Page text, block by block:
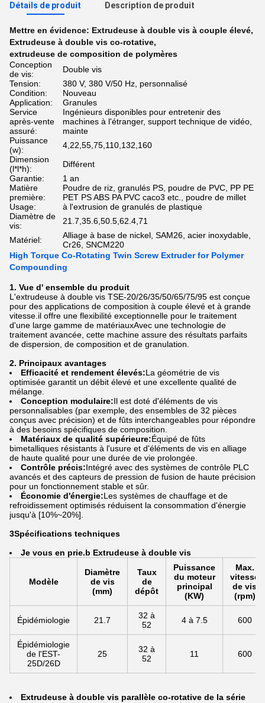
Détails de produit Description de produit
Mettre en évidence: Extrudeuse à double vis à couple élevé,
Extrudeuse à double vis co-rotative,
extrudeuse de composition de polymères
Conception
de vis:
Double vis
Tension:
380 V, 380 V/50 Hz, personnalisé
Condition:
Nouveau
Application:
Granules
Service
après-vente
assuré:
Ingénieurs disponibles pour entretenir des
machines à l'étranger, support technique de vidéo,
mainte
Puissance
(w):
4,22,55,75,110,132,160
Dimension
(l*l*h):
Différent
Garantie:
1 an
Matière
première:
Poudre de riz, granulés PS, poudre de PVC, PP PE
PET PS ABS PA PVC caco3 etc., poudre de millet
Usage:
à l'extrusion de granulés de plastique
Diamètre de
vis:
21.7,35.6,50.5,62.4,71
Matériel:
Alliage à base de nickel, SAM26, acier inoxydable,
Cr26, SNCM220
High Torque Co-Rotating Twin Screw Extruder for Polymer
Compounding
1. Vue d' ensemble du produit
L'extrudeuse à double vis TSE-20/26/35/50/65/75/95 est conçue
pour des applications de composition à couple élevé et à grande
vitesse.il offre une flexibilité exceptionnelle pour le traitement
d'une large gamme de matériauxAvec une technologie de
traitement avancée, cette machine assure des résultats parfaits
de dispersion, de composition et de granulation.
2. Principaux avantages
Efficacité et rendement élevés:La géométrie de vis
optimisée garantit un débit élevé et une excellente qualité de
mélange.
Conception modulaire:Il est doté d'éléments de vis
personnalisables (par exemple, des ensembles de 32 pièces
conçus avec précision) et de fûts interchangeables pour répondre
à des besoins spécifiques de composition.
Matériaux de qualité supérieure:Équipé de fûts
bimetalliques résistants à l'usure et d'éléments de vis en alliage
de haute qualité pour une durée de vie prolongée.
Contrôle précis:Intégré avec des systèmes de contrôle PLC
avancés et des capteurs de pression de fusion de haute précision
pour un fonctionnement stable et sûr.
Économie d'énergie:Les systèmes de chauffage et de
refroidissement optimisés réduisent la consommation d'énergie
jusqu'à [10%~20%].
3Spécifications techniques
Je vous en prie.b Extrudeuse à double vis
Modèle
Diamètre
de vis
(mm)
Taux
de
dépôt
Puissance
du moteur
principal
(KW)
Max.
vitesse
de vis
(rpm)
Épidémiologie 21.7
32 à
52
4 à 7.5 600
Épidémiologie
de l'EST-
25D/26D
25
32 à
52
11 600
Extrudeuse à double vis parallèle co-rotative de la série